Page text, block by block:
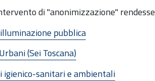
di "anonimizzazione"
pubblica
(Sei Toscana)
igienico-sanitari e ambientali